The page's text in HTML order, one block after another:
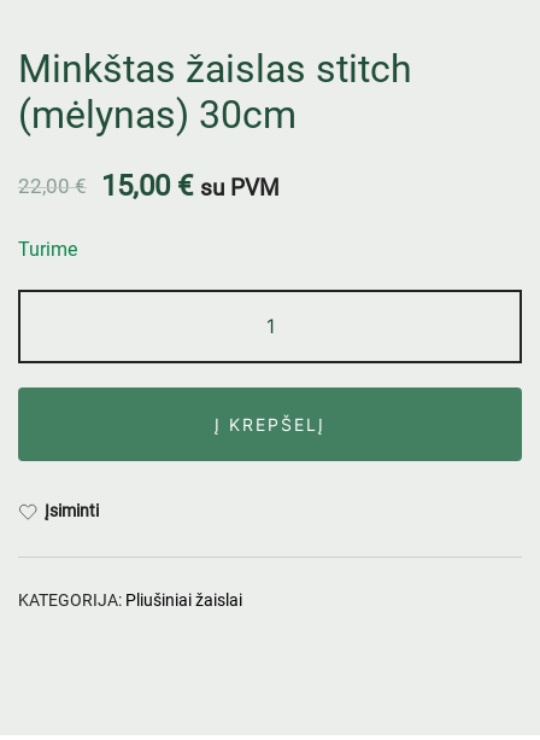
Minkštas žaislas stitch
(mėlynas) 30cm
22,00€ 15,00 € su PVM
Turime
Į KREPŠELĮ
Įsiminti
KATEGORIJA: Pliušiniai žaislai